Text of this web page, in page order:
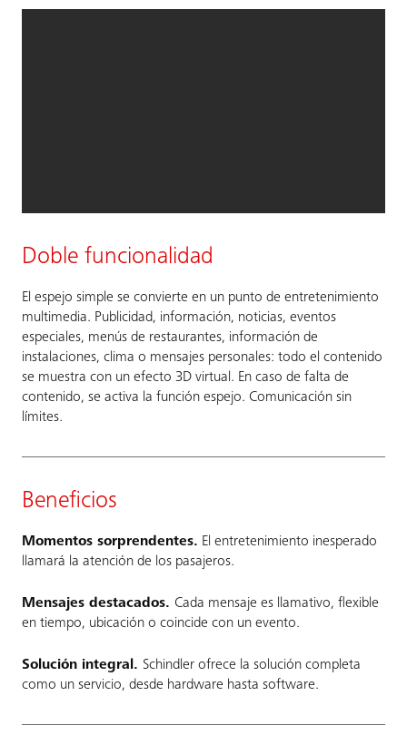
Doble funcionalidad
El espejo simple se convierte en un punto de entretenimiento
multimedia. Publicidad, información, noticias, eventos
especiales, menús de restaurantes, información de
instalaciones, clima o mensajes personales: todo el contenido
se muestra con un efecto 3D virtual. En caso de falta de
contenido, se activa la función espejo. Comunicación sin
límites.
Beneficios
Momentos sorprendentes. El entretenimiento inesperado
llamará la atención de los pasajeros.
Mensajes destacados. Cada mensaje es llamativo, flexible
en tiempo, ubicación o coincide con un evento.
Solución integral. Schindler ofrece la solución completa
como un servicio, desde hardware hasta software.